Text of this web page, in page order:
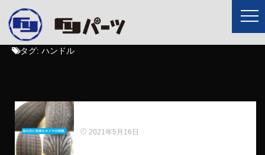
タグ: ハンドル
2021年5月16日